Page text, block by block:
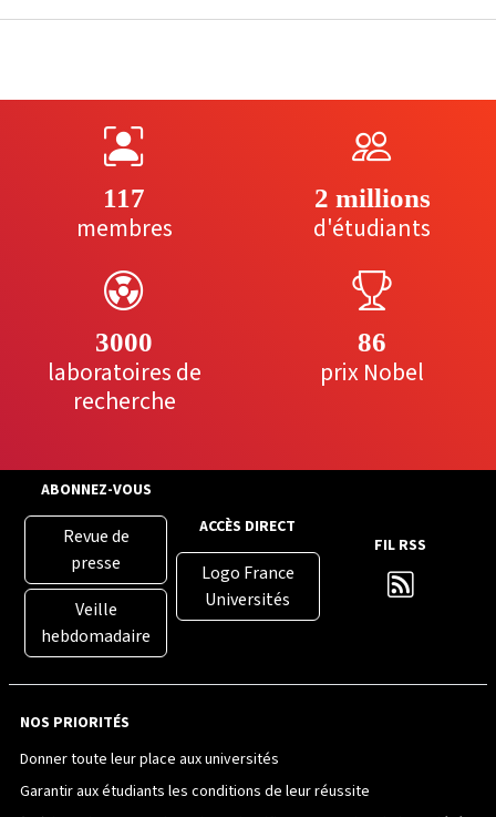
117
membres
2 millions
d'étudiants
3000
laboratoires de
recherche
86
prix Nobel
ABONNEZ-VOUS
Revue de
presse
Veille
hebdomadaire
ACCÈS DIRECT
Logo France
Universités
FIL RSS
NOS PRIORITÉS
Donner toute leur place aux universités
Garantir aux étudiants les conditions de leur réussite